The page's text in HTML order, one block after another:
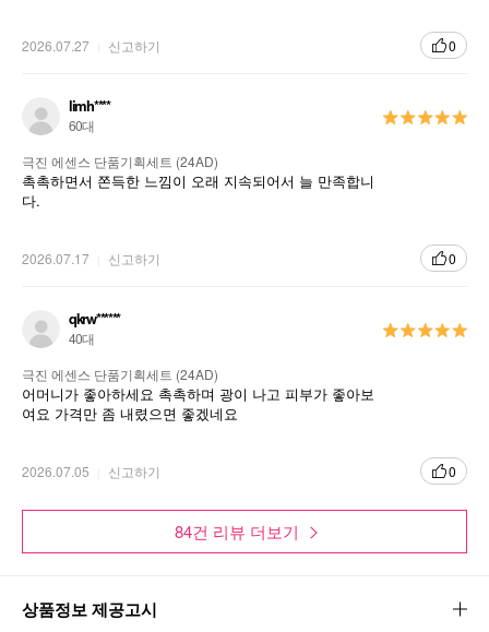
2026.07.27 신고하기 0
limh****
60대
극진 에센스 단품기획세트 (24AD)
촉촉하면서 쫀득한 느낌이 오래 지속되어서 늘 만족합니
다.
2026.07.17 신고하기 0
qkrw******
40대
극진 에센스 단품기획세트 (24AD)
어머니가 좋아하세요 촉촉하며 광이 나고 피부가 좋아보
여요 가격만 좀 내렸으면 좋겠네요
2026.07.05 신고하기 0
84건 리뷰 더보기
상품정보 제공고시